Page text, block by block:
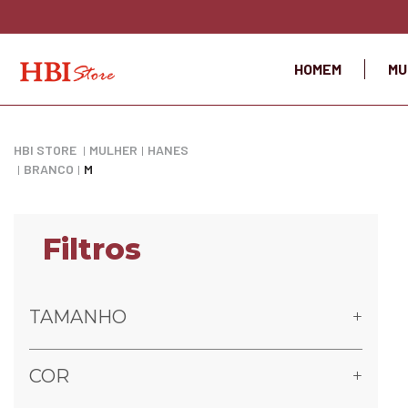
HOMEM
HBI STORE MULHER
HANES
BRANCO
M
TAMANHO
COR